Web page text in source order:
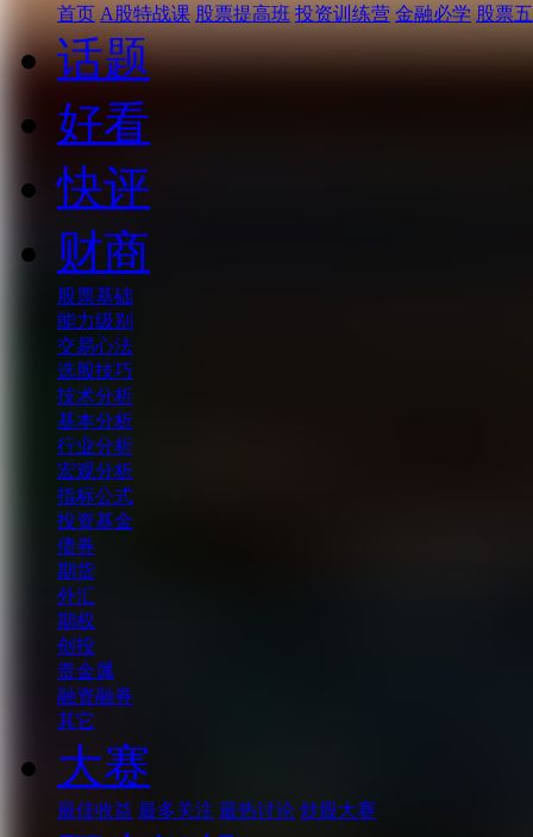
首页 A股特战课 股票提高班 投资训练营 金融必学 股票
话题
好看
快评
财商
股票基础
能力级别
交易心法
选股技巧
技术分析
基本分析
行业分析
宏观分析
指标公式
投资基金
债券
期货
外汇
期权
创投
贵金属
融资融券
其它
大赛
最佳收益 最多关注 最热讨论 炒股大赛